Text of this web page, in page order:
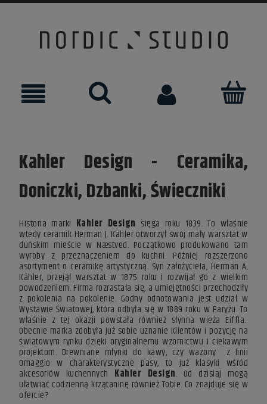
Kahler Design - Ceramika,
Doniczki, Dzbanki, Świeczniki
Historia marki Kahler Design sięga roku 1839. To właśnie
wtedy ceramik Herman J. Kähler otworzył swój mały warsztat w
duńskim mieście w Næstved. Początkowo produkowano tam
wyroby z przeznaczeniem do kuchni. Później rozszerzono
asortyment o ceramikę artystyczną. Syn założyciela, Herman A.
Kähler, przejął warsztat w 1875 roku i rozwijał go z wielkim
powodzeniem. Firma rozrastała się, a umiejętności przechodziły
z pokolenia na pokolenie. Godny odnotowania jest udział w
Wystawie Światowej, która odbyła się w 1889 roku w Paryżu. To
właśnie z tej okazji powstała również słynna wieża Eiffla.
Obecnie marka zdobyła już sobie uznanie Klientów i pozycję na
światowym rynku dzięki oryginalnemu wzornictwu i ciekawym
projektom. Drewniane młynki do kawy, czy wazony z linii
Omaggio w charakterystyczne pasy, to już klasyki wśród
akcesoriów kuchennych Kahler Design. Od dzisiaj mogą
ułatwiać codzienną krzątaninę również Tobie. Co znajduje się w
ofercie?